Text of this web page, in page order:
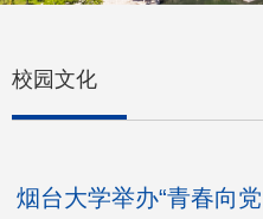
校园文化
烟台大学举办“青春向